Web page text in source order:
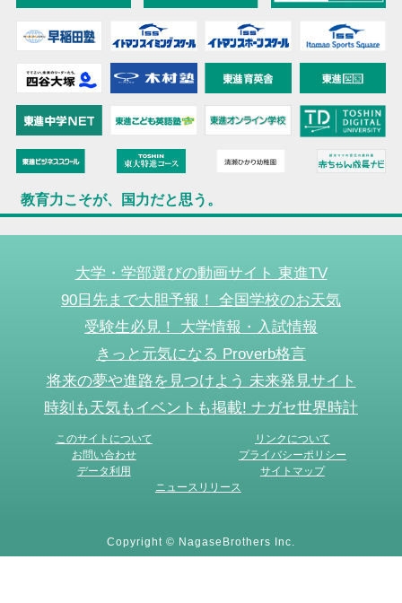
教育力こそが、国力だと思う。
大学・学部選びの動画サイト 東進TV
90日先まで大胆予報！ 全国学校のお天気
受験生必見！ 大学情報・入試情報
きっと元気になる Proverb格言
将来の夢や進路を見つけよう 未来発見サイト
時刻も天気もイベントも掲載! ナガセ世界時計
このサイトについて
リンクについて
お問い合わせ
プライバシーポリシー
データ利用
サイトマップ
ニュースリリース
Copyright © NagaseBrothers Inc.